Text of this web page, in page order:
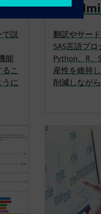
で説
能
こ
うに
翻訳やサー
SAS言語プロ
Python、R
産性を維持
削減しなが